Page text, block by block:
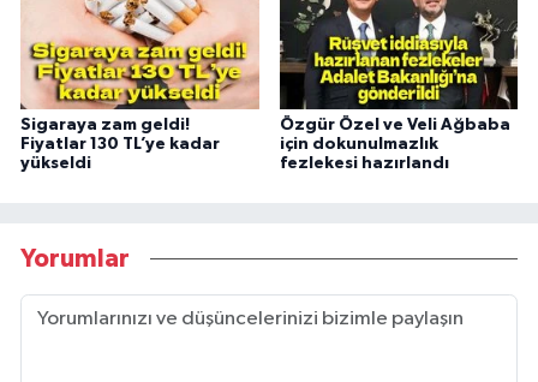
Sigaraya zam geldi!
Fiyatlar 130 TL’ye kadar
yükseldi
Özgür Özel ve Veli Ağbaba
için dokunulmazlık
fezlekesi hazırlandı
Yorumlar